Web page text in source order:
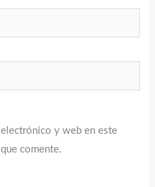
y web en este
comente.